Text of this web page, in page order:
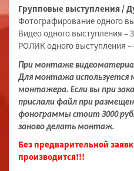
Групповые выступления /
Фотографирование одного
Видео одного выступления –
РОЛИК одного выступления –
При монтаже
Для монтажа используется
монтажера. Если вы при
прислали файл при
фонограммы стоит 3000
заново делать монтаж.
Без предварительной
производится!!!